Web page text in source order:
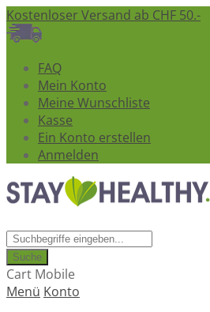
Kostenloser Versand ab CHF 50.-
FAQ
Mein Konto
Meine Wunschliste
Kasse
Ein Konto erstellen
Anmelden
Suche
Cart Mobile
Menü Konto